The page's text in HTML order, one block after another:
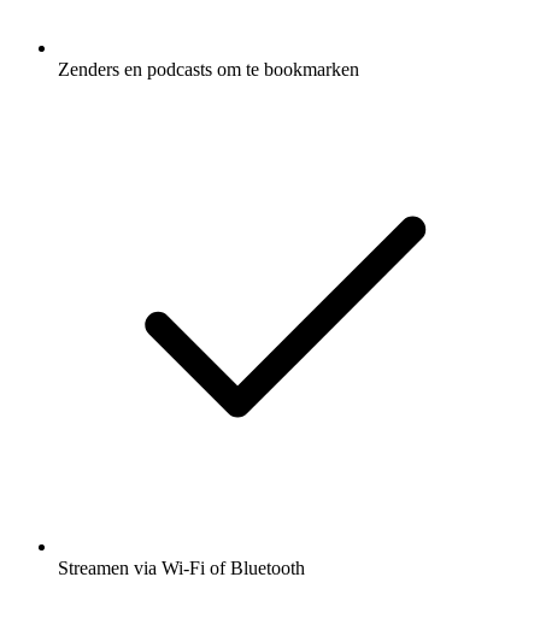
Zenders en podcasts om te bookmarken
Streamen via Wi-Fi of Bluetooth